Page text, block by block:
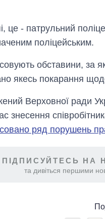
це - патрульний
поліцейським.
обставини, за
якесь покарання
Верховної ради
знесення
ряд порушень
ПІДПИСУЙТЕСЬ НА
та дивіться першими